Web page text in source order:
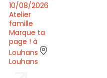
10/08/2026
Atelier
famille
Marque ta
page ! à
Louhans
Louhans